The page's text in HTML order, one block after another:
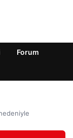
Forum